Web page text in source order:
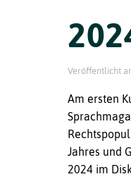
Veröffentlicht
Am ersten
Jahres und
2024 im